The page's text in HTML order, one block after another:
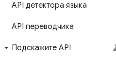
API детектора языка
API переводчика
Подскажите API